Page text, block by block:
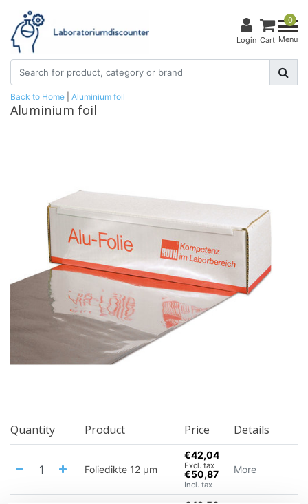
Login
0
Cart Menu
Back to Home Aluminium foil
Aluminium foil
Quantity Product Price Details
Foliedikte 12 µm
€42,04
Excl. tax
€50,87
Incl. tax
More